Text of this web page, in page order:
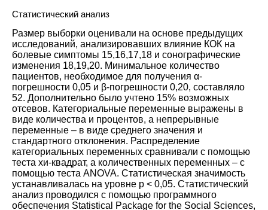
Статистический анализ
Размер выборки оценивали на основе предыдущих
исследований, анализировавших влияние КОК на
болевые симптомы 15,16,17,18 и сонографические
изменения 18,19,20. Минимальное количество
пациентов, необходимое для получения α-
погрешности 0,05 и β-погрешности 0,20, составляло
52. Дополнительно было учтено 15% возможных
отсевов. Категориальные переменные выражены в
виде количества и процентов, а непрерывные
переменные – в виде среднего значения и
стандартного отклонения. Распределение
категориальных переменных сравнивали с помощью
теста хи-квадрат, а количественных переменных – с
помощью теста ANOVA. Статистическая значимость
устанавливалась на уровне p < 0,05. Статистический
анализ проводился с помощью программного
обеспечения Statistical Package for the Social Sciences,